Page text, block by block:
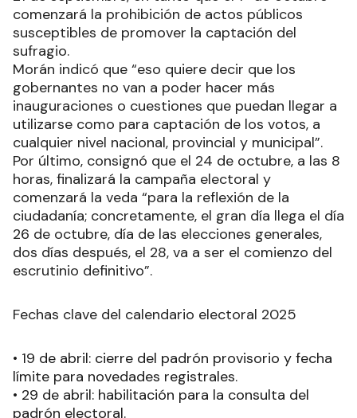
comenzará la prohibición de actos públicos
susceptibles de promover la captación del
sufragio.
Morán indicó que “eso quiere decir que los
gobernantes no van a poder hacer más
inauguraciones o cuestiones que puedan llegar a
utilizarse como para captación de los votos, a
cualquier nivel nacional, provincial y municipal”.
Por último, consignó que el 24 de octubre, a las 8
horas, finalizará la campaña electoral y
comenzará la veda “para la reflexión de la
ciudadanía; concretamente, el gran día llega el día
26 de octubre, día de las elecciones generales,
dos días después, el 28, va a ser el comienzo del
escrutinio definitivo”.
Fechas clave del calendario electoral 2025
• 19 de abril: cierre del padrón provisorio y fecha
límite para novedades registrales.
• 29 de abril: habilitación para la consulta del
padrón electoral.